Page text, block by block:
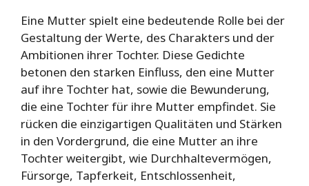
Eine Mutter spielt eine bedeutende Rolle bei der
Gestaltung der Werte, des Charakters und der
Ambitionen ihrer Tochter. Diese Gedichte
betonen den starken Einfluss, den eine Mutter
auf ihre Tochter hat, sowie die Bewunderung,
die eine Tochter für ihre Mutter empfindet. Sie
rücken die einzigartigen Qualitäten und Stärken
in den Vordergrund, die eine Mutter an ihre
Tochter weitergibt, wie Durchhaltevermögen,
Fürsorge, Tapferkeit, Entschlossenheit,